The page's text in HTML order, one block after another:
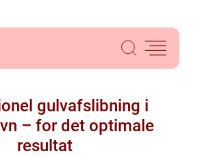
gulvafslibning i
– for det optimale
resultat